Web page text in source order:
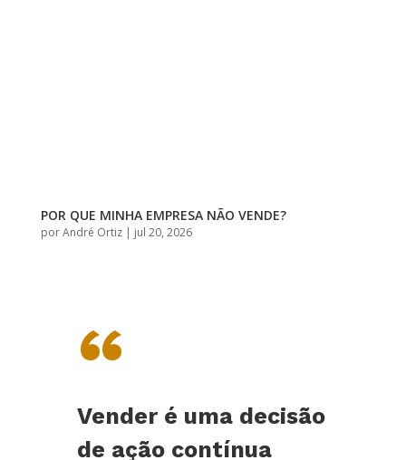
POR QUE MINHA EMPRESA NÃO VENDE?
porAndré Ortiz| jul 20, 2026
“
Vender é uma decisão
de ação contínua